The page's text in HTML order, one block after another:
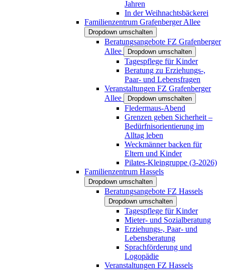
Jahren
In der Weihnachtsbäckerei
Familienzentrum Grafenberger Allee
Dropdown umschalten
Beratungsangebote FZ Grafenberger
Allee
Dropdown umschalten
Tagespflege für Kinder
Beratung zu Erziehungs-,
Paar- und Lebensfragen
Veranstaltungen FZ Grafenberger
Allee
Dropdown umschalten
Fledermaus-Abend
Grenzen geben Sicherheit –
Bedürfnisorientierung im
Alltag leben
Weckmänner backen für
Eltern und Kinder
Pilates-Kleingruppe (3-2026)
Familienzentrum Hassels
Dropdown umschalten
Beratungsangebote FZ Hassels
Dropdown umschalten
Tagespflege für Kinder
Mieter- und Sozialberatung
Erziehungs-, Paar- und
Lebensberatung
Sprachförderung und
Logopädie
Veranstaltungen FZ Hassels